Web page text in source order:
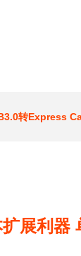
转Express
展利器